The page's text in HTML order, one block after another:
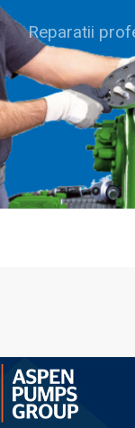
Reparatii